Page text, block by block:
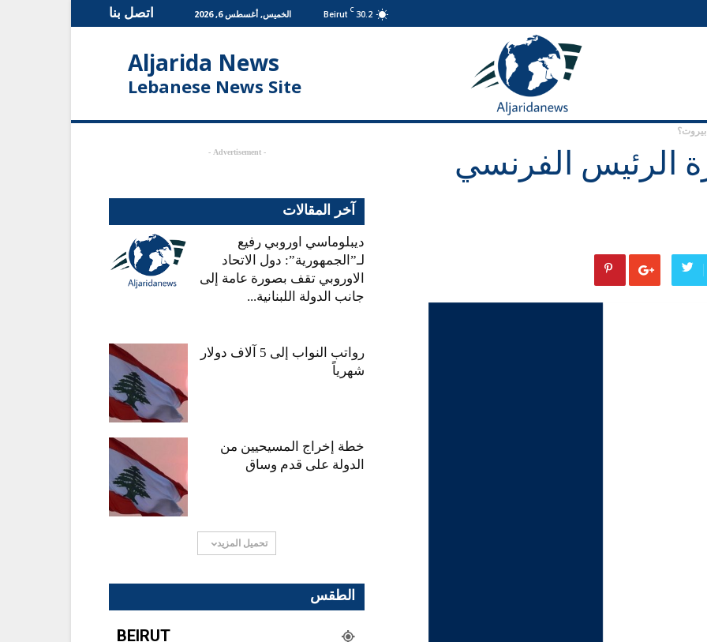
30.2
C
Beirut الخميس, أغسطس 6, 2026 اتصل بنا
Aljarida News
Lebanese News Site
الرئيس الفرنسي
- Advertisement -
آخر المقالات
ديبلوماسي اوروبي رفيع
لـ”الجمهورية”: دول الاتحاد
الاوروبي تقف بصورة عامة إلى
جانب الدولة اللبنانية...
رواتب النواب إلى 5 آلاف دولار
شهرياً
خطة إخراج المسيحيين من
الدولة على قدم وساق
تحميل المزيد
الطقس
BEIRUT